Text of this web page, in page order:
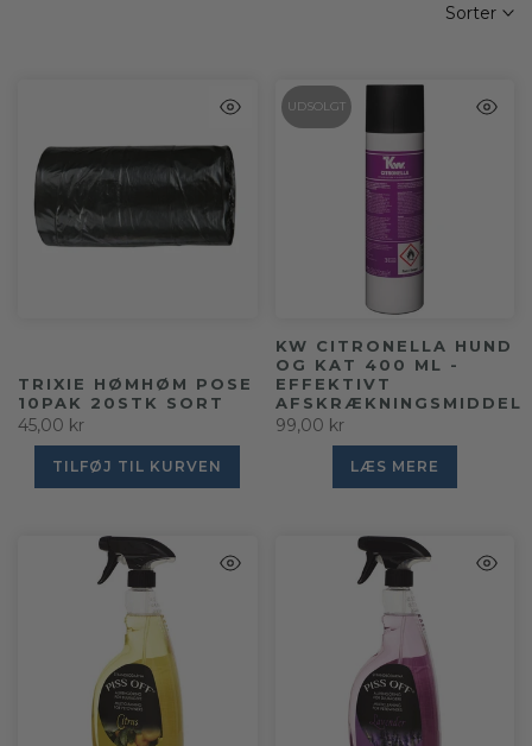
Sorter
TRIXIE HØMHØM POSE
10PAK 20STK SORT
45,00 kr
TILFØJ TIL KURVEN
UDSOLGT
KW CITRONELLA HUND
OG KAT 400 ML -
EFFEKTIVT
AFSKRÆKNINGSMIDDEL
99,00 kr
LÆS MERE